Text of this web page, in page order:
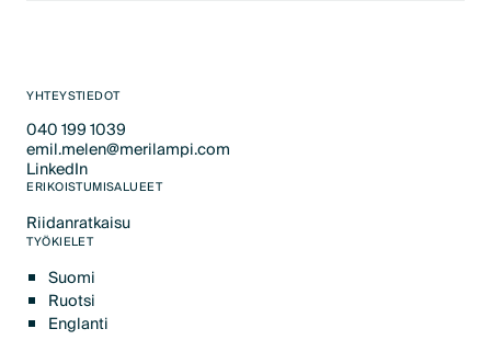
YHTEYSTIEDOT
040 199 1039
Text Link
emil.melen@merilampi.com
Text Link
LinkedIn
Text Link
ERIKOISTUMISALUEET
Riidanratkaisu
Text Link
TYÖKIELET
Suomi
Ruotsi
Englanti